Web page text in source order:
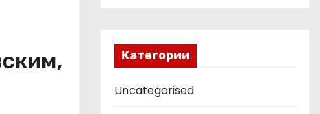
Категории
Uncategorised